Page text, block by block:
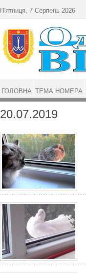
20.07.2019
П'ятниця, 7 Серпень 2026
ГОЛОВНА ТЕМА НОМЕРА